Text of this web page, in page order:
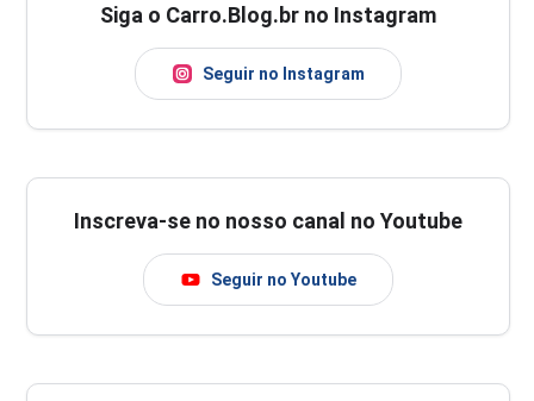
Siga o Carro.Blog.br no Instagram
Seguir no Instagram
Inscreva-se no nosso canal no Youtube
Seguir no Youtube